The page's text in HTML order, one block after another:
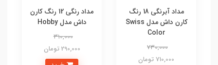
مداد آبرنگی 18 رنگ
کارن داش مدل Swiss
Color
730,000
710,000 تومان
مداد رنگی 12 رنگ کارن
داش مدل Hobby
310,000
290,000 تومان